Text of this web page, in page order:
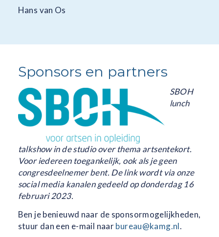
Hans van Os
Sponsors en partners
SBOH
lunch
talkshow in de studio over thema artsentekort.
Voor iedereen toegankelijk, ook als je geen
congresdeelnemer bent. De link wordt via onze
social media kanalen gedeeld op donderdag 16
februari 2023.
Ben je benieuwd naar de sponsormogelijkheden,
stuur dan een e-mail naarbureau@kamg.nl.